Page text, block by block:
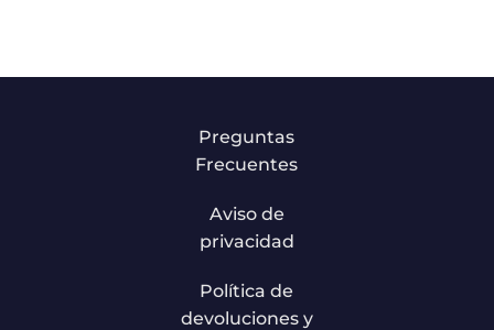
Preguntas
Frecuentes
Aviso de
privacidad
Política de
devoluciones y